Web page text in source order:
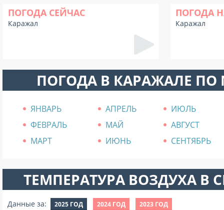
ПОГОДА СЕЙЧАС
Каражал
ПОГОДА
Каражал
ПОГОДА В КАРАЖАЛЕ
ЯНВАРЬ АПРЕЛЬ
ИЮЛЬ
ФЕВРАЛЬ
МАЙ
АВГУСТ
МАРТ
ИЮНЬ СЕНТЯБРЬ
ТЕМПЕРАТУРА ВОЗДУХА В
Данные за: 2025 ГОД 2024 ГОД 2023 ГОД